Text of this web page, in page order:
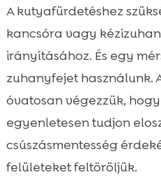
A kutyafürdetéshez
kancsóra vagy
irányításához. És egy
zuhanyfejet használunk.
óvatosan végezzük,
egyenletesen tudjon
csúszásmentesség
felületeket feltöröljük.